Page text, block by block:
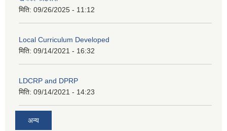
मिति: 09/26/2025 - 11:12
Local Curriculum Developed
मिति: 09/14/2021 - 16:32
LDCRP and DPRP
मिति: 09/14/2021 - 14:23
अन्य